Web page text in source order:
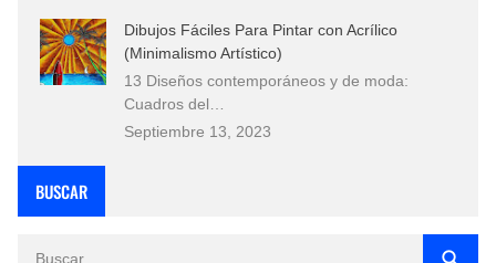
Dibujos Fáciles Para Pintar con Acrílico
(Minimalismo Artístico)
13 Diseños contemporáneos y de moda:
Cuadros del…
Septiembre 13, 2023
BUSCAR